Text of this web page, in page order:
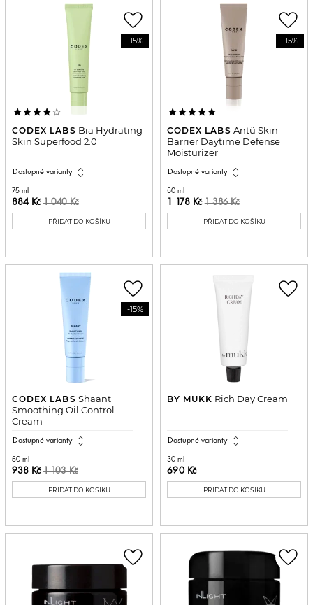
CODEX LABS Bia Hydrating
Skin Superfood 2.0
Dostupné varianty expand_all
75 ml
884 Kč1 040 Kč
PŘIDAT DO KOŠÍKU
-15%
favorite_border
CODEX LABS Antü Skin
Barrier Daytime Defense
Moisturizer
Dostupné varianty expand_all
50 ml
1 178 Kč1 386 Kč
PŘIDAT DO KOŠÍKU
-15%
favorite_border
CODEX LABS Shaant
Smoothing Oil Control
Cream
Dostupné varianty expand_all
50 ml
938 Kč1 103 Kč
PŘIDAT DO KOŠÍKU
-15%
favorite_border
BY MUKK Rich Day Cream
Dostupné varianty expand_all
30 ml
690 Kč
PŘIDAT DO KOŠÍKU
favorite_border
favorite_border favorite_border